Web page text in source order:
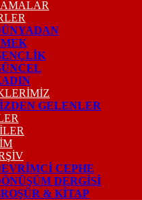
GELENLER
CEPHE
DERGISI
& KİTAP